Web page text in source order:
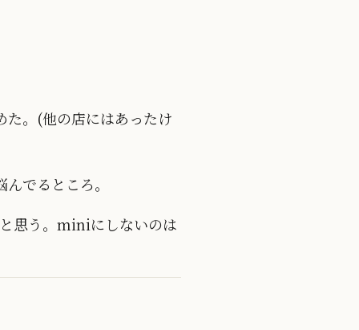
た。(他の店にはあったけ
でるところ。
思う。miniにしないのは